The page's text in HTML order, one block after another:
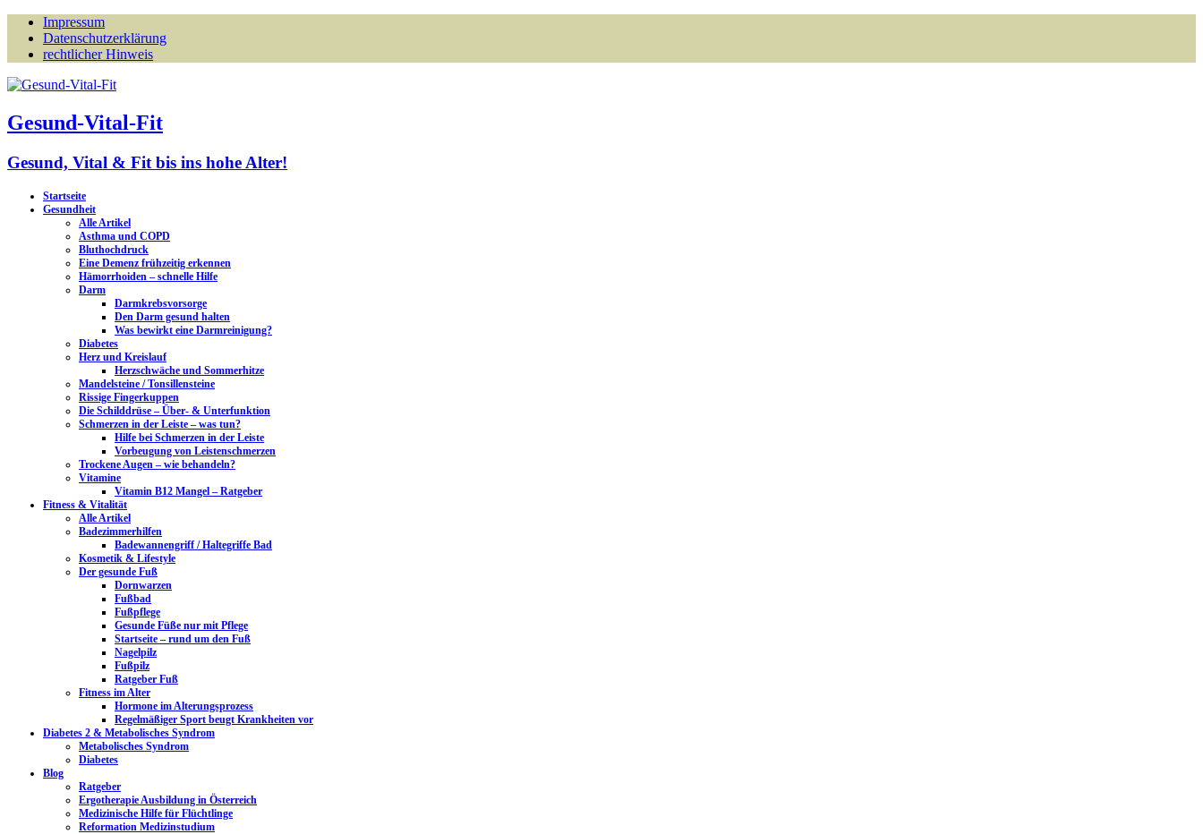
Impressum
Datenschutzerklärung
rechtlicher Hinweis
Gesund-Vital-Fit
Gesund, Vital & Fit bis ins hohe Alter!
Startseite
Gesundheit
Alle Artikel
Asthma und COPD
Bluthochdruck
Eine Demenz frühzeitig erkennen
Hämorrhoiden – schnelle Hilfe
Darm
Darmkrebsvorsorge
Den Darm gesund halten
Was bewirkt eine Darmreinigung?
Diabetes
Herz und Kreislauf
Herzschwäche und Sommerhitze
Mandelsteine / Tonsillensteine
Rissige Fingerkuppen
Die Schilddrüse – Über- & Unterfunktion
Schmerzen in der Leiste – was tun?
Hilfe bei Schmerzen in der Leiste
Vorbeugung von Leistenschmerzen
Trockene Augen – wie behandeln?
Vitamine
Vitamin B12 Mangel – Ratgeber
Fitness & Vitalität
Alle Artikel
Badezimmerhilfen
Badewannengriff / Haltegriffe Bad
Kosmetik & Lifestyle
Der gesunde Fuß
Dornwarzen
Fußbad
Fußpflege
Gesunde Füße nur mit Pflege
Startseite – rund um den Fuß
Nagelpilz
Fußpilz
Ratgeber Fuß
Fitness im Alter
Hormone im Alterungsprozess
Regelmäßiger Sport beugt Krankheiten vor
Diabetes 2 & Metabolisches Syndrom
Metabolisches Syndrom
Diabetes
Blog
Ratgeber
Ergotherapie Ausbildung in Österreich
Medizinische Hilfe für Flüchtlinge
Reformation Medizinstudium